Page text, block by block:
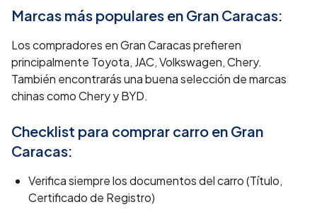
Marcas más populares en Gran Caracas:
Los compradores en Gran Caracas prefieren
principalmente Toyota, JAC, Volkswagen, Chery.
También encontrarás una buena selección de marcas
chinas como Chery y BYD.
Checklist para comprar carro en Gran
Caracas:
Verifica siempre los documentos del carro (Título,
Certificado de Registro)